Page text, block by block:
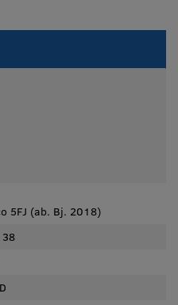
5FJ (ab. Bj. 2018)